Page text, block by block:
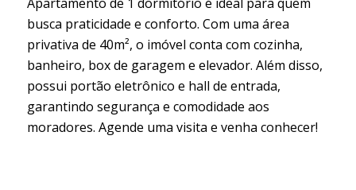
busca praticidade e conforto. Com uma área
privativa de 40m², o imóvel conta com cozinha,
banheiro, box de garagem e elevador. Além disso,
possui portão eletrônico e hall de entrada,
garantindo segurança e comodidade aos
moradores. Agende uma visita e venha conhecer!